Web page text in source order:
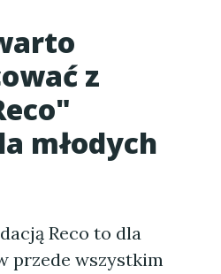
z
młodych
Reco to dla
przede wszystkim